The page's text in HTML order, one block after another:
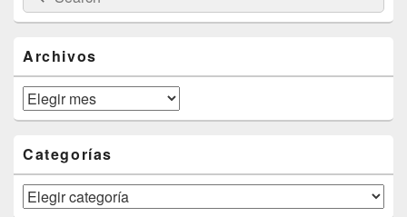
Widget
Area
for:
Archivos
Archivos
Categorías
Categorías